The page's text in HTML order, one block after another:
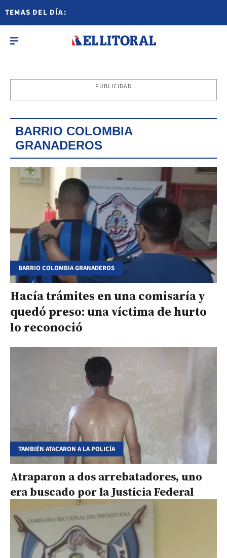
TEMAS DEL DÍA:
PUBLICIDAD
BARRIO COLOMBIA
GRANADEROS
BARRIO COLOMBIA GRANADEROS
Hacía trámites en una comisaría y
quedó preso: una víctima de hurto
lo reconoció
TAMBIÉN ATACARON A LA POLICÍA
Atraparon a dos arrebatadores, uno
era buscado por la Justicia Federal